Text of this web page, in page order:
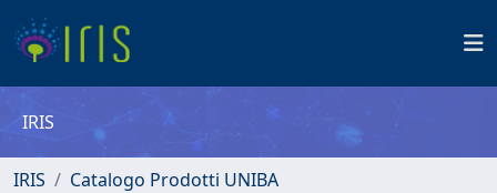
IRIS
IRIS
Catalogo Prodotti UNIBA